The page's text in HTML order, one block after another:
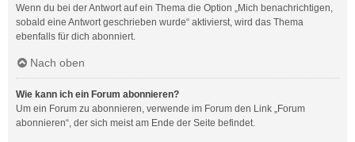
Wenn du bei der Antwort auf ein Thema die Option „Mich benachrichtigen,
sobald eine Antwort geschrieben wurde“ aktivierst, wird das Thema
ebenfalls für dich abonniert.
Nach oben
Wie kann ich ein Forum abonnieren?
Um ein Forum zu abonnieren, verwende im Forum den Link „Forum
abonnieren“, der sich meist am Ende der Seite befindet.